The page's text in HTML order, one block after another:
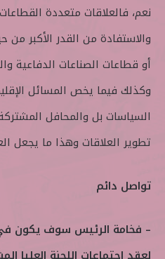
نعم، فالعلاقات متعددة
والاستفادة من القدر الأكبر من
أو قطاعات الصناعات الدفاعية
وكذلك فيما يخص المسائل
السياسات بل والمحافل
تطوير العلاقات وهذا ما يجعل
تواصل دائم
– فخامة الرئيس سوف يكون